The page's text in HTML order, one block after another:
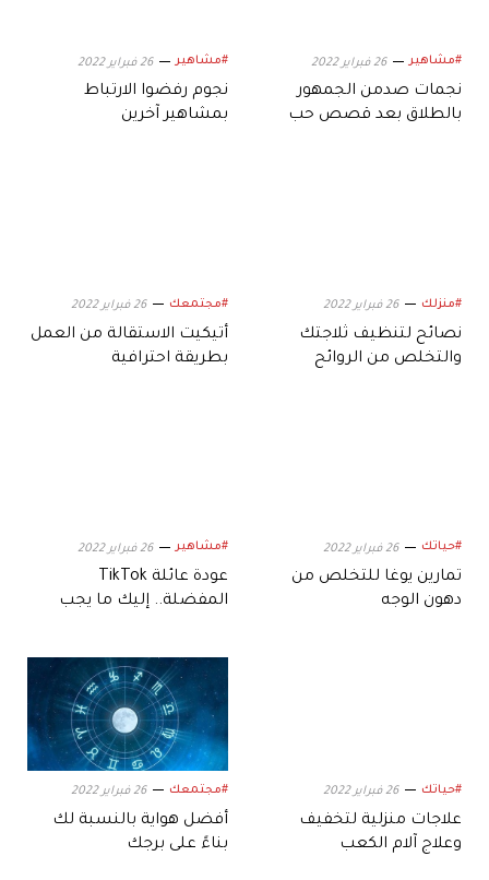
#مشاهير 26 فبراير 2022
نجمات صدمن الجمهور
بالطلاق بعد قصص حب
#مشاهير 26 فبراير 2022
نجوم رفضوا الارتباط
بمشاهير آخرين
#منزلك 26 فبراير 2022
نصائح لتنظيف ثلاجتك
والتخلص من الروائح
#مجتمعك 26 فبراير 2022
أتيكيت الاستقالة من العمل
بطريقة احترافية
#حياتك 26 فبراير 2022
تمارين يوغا للتخلص من
دهون الوجه
#مشاهير 26 فبراير 2022
عودة عائلة TikTok
المفضلة.. إليك ما يجب
#حياتك 26 فبراير 2022
علاجات منزلية لتخفيف
وعلاج آلام الكعب
#مجتمعك 26 فبراير 2022
أفضل هواية بالنسبة لك
بناءً على برجك